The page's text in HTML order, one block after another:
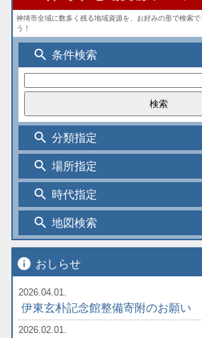
神埼市全域に数多く残る地域資源を、お好みの形で検索
う！
search 条件検索
search 分類指定
search 場所指定
search 時代指定
search 地図検索
info おしらせ
2026.04.01.
伊東玄朴記念館整備寄附のお願い
2026.02.01.